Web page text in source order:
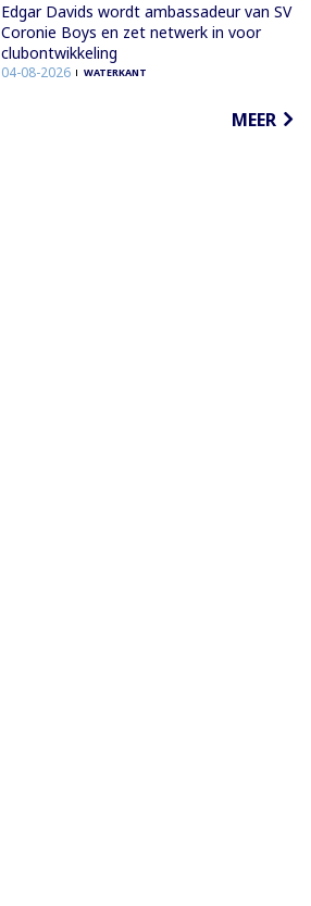
Edgar Davids wordt ambassadeur van SV
Coronie Boys en zet netwerk in voor
clubontwikkeling
04-08-2026 WATERKANT
MEER